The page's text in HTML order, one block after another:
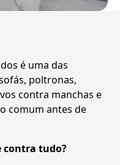
é uma das
poltronas,
contra manchas e
comum antes de
contra tudo?